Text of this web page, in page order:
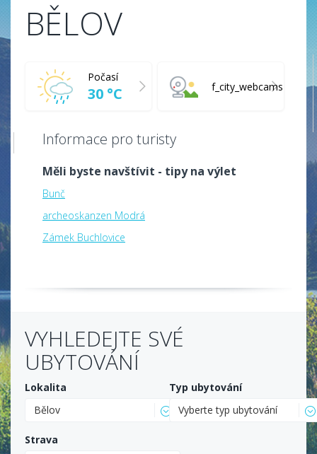
BĚLOV
Počasí
30 °C f_city_webcams
Informace pro turisty
Měli byste navštívit - tipy na výlet
Bunč
archeoskanzen Modrá
Zámek Buchlovice
VYHLEDEJTE SVÉ
UBYTOVÁNÍ
Lokalita
Bělov
Typ ubytování
Vyberte typ ubytování
Strava